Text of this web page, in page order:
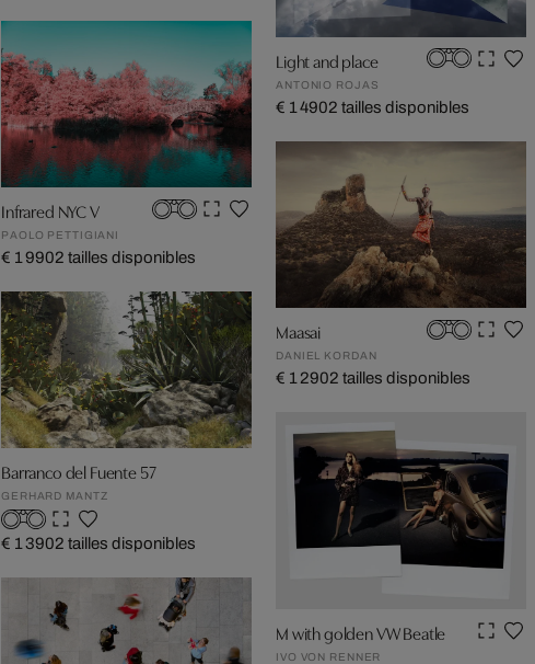
Infrared NYC V
PAOLO PETTIGIANI
€ 1 9902 tailles disponibles
Barranco del Fuente 57
GERHARD MANTZ
€ 1 3902 tailles disponibles
Light and place
ANTONIO ROJAS
€ 1 4902 tailles disponibles
Maasai
DANIEL KORDAN
€ 1 2902 tailles disponibles
M with golden VW Beatle
IVO VON RENNER